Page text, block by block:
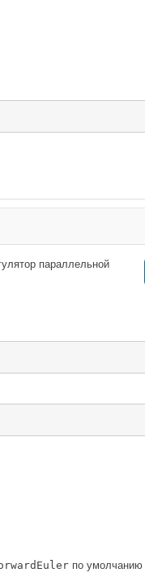
параллельной
по умолчанию